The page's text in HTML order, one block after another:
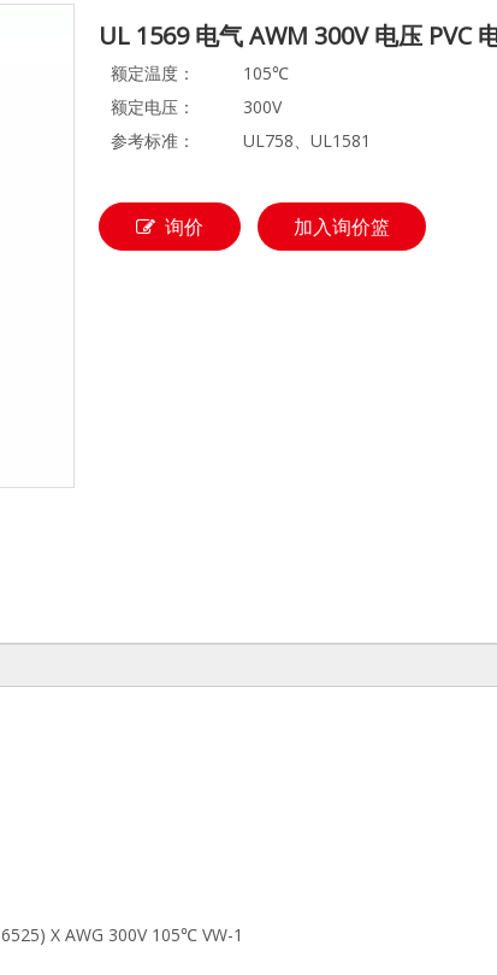
UL 1569 电气 AWM 300V 电压 PVC
额定温度：
105℃
额定电压：
300V
参考标准：
UL758、UL1581
询价 加入询价篮
X AWG 300V 105℃ VW-1